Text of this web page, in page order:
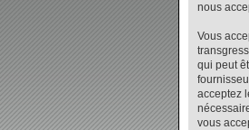
nous
Vous
qui peut
acceptez
vous